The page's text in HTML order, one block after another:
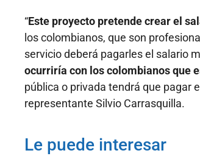
“Este proyecto pretende crear el
los colombianos, que son
servicio deberá pagarles el salario
ocurriría con los colombianos que
pública o privada tendrá que pagar
representante Silvio Carrasquilla.
Le puede interesar